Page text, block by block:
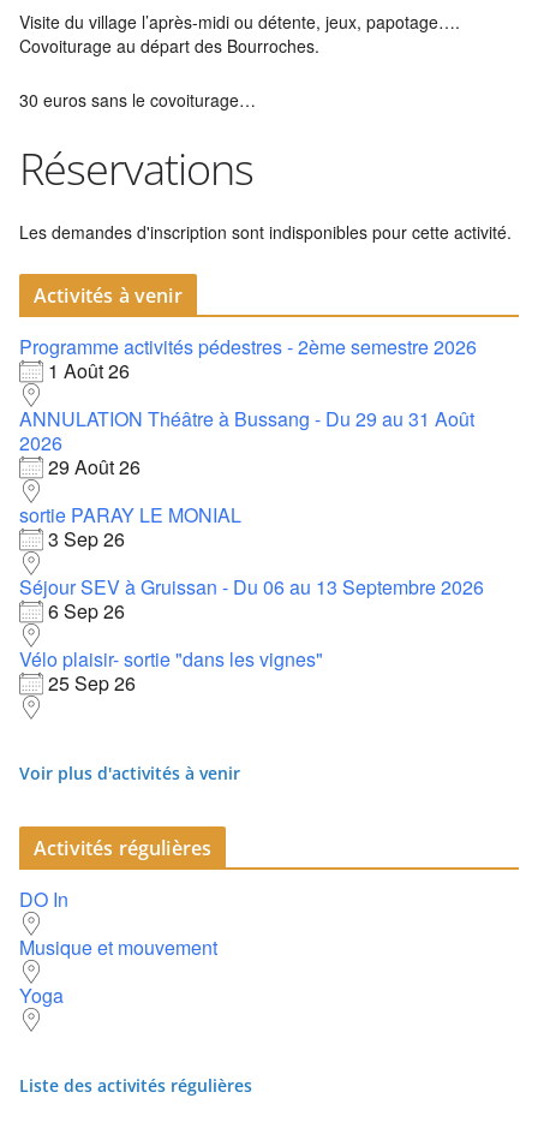
Visite du village l’après-midi ou détente, jeux, papotage….
Covoiturage au départ des Bourroches.
30 euros sans le covoiturage…
Réservations
Les demandes d'inscription sont indisponibles pour cette activité.
Activités à venir
Programme activités pédestres - 2ème semestre 2026
1 Août 26
ANNULATION Théâtre à Bussang - Du 29 au 31 Août
2026
29 Août 26
sortie PARAY LE MONIAL
3 Sep 26
Séjour SEV à Gruissan - Du 06 au 13 Septembre 2026
6 Sep 26
Vélo plaisir- sortie "dans les vignes"
25 Sep 26
Voir plus d'activités à venir
Activités régulières
DO In
Musique et mouvement
Yoga
Liste des activités régulières